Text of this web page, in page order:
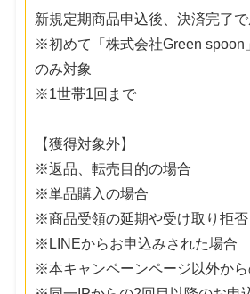
新規定期商品申込後、決済完了で
※初めて「株式会社Green spoon
のみ対象
※1世帯1回まで
【獲得対象外】
※返品、転売目的の場合
※単品購入の場合
※商品受領の延期や受け取り拒否
※LINEからお申込みされた場合
※本キャンペーンページ以外か